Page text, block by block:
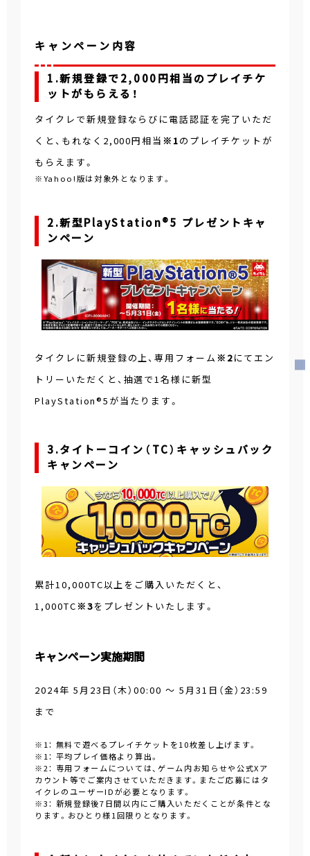
キャンペーン内容
1.新規登録で2,000円相当のプレイチケ
ットがもらえる！
タイクレで新規登録ならびに電話認証を完了いただ
くと、もれなく2,000円相当 ※1のプレイチケットが
もらえます。
※Yahoo!版は対象外となります。
2.新型PlayStation®5 プレゼントキャ
ンペーン
タイクレに新規登録の上、専用フォーム ※2にてエン
トリーいただくと、抽選で1名様に新型
PlayStation®5が当たります。
3.タイトーコイン（TC）キャッシュバック
キャンペーン
累計10,000TC以上をご購入いただくと、
1,000TC※3をプレゼントいたします。
キャンペーン実施期間
2024年 5月23日（木）00:00 ～ 5月31日（金）23:59
まで
※1： 無料で遊べるプレイチケットを10枚差し上げます。
※1： 平均プレイ価格より算出。
※2： 専用フォームについては、ゲーム内お知らせや公式Xア
カウント等でご案内させていただきます。またご応募にはタ
イクレのユーザーIDが必要となります。
※3： 新規登録後7日間以内にご購入いただくことが条件とな
ります。おひとり様1回限りとなります。